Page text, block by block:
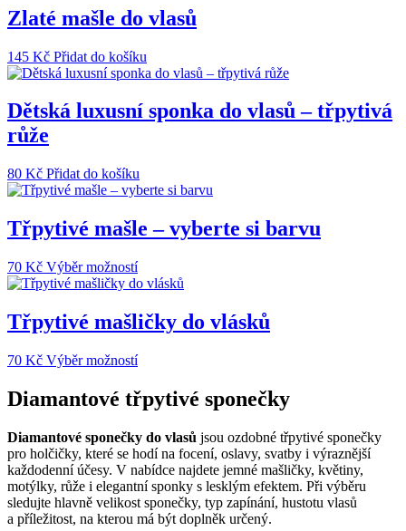
více
variant.
lze
vybrat
stránce
produktu
Zlaté mašle do vlasů
145 Kč Přidat do košíku
Dětská luxusní sponka do vlasů – třpytivá
růže
80 Kč Přidat do košíku
Třpytivé mašle – vyberte si barvu
70 Kč Výběr možnostíTento
produkt
více
variant.
lze
na
stránce
produktu
Třpytivé mašličky do vlásků
70 Kč Výběr možnostíTento
má
více
Možnosti
lze
vybrat
na
stránce
produktu
Diamantové třpytivé sponečky
Diamantové sponečky do vlasů jsou ozdobné třpytivé sponečky
pro holčičky, které se hodí na focení, oslavy, svatby i výraznější
každodenní účesy. V nabídce najdete jemné mašličky, květiny,
motýlky, růže i elegantní sponky s lesklým efektem. Při výběru
sledujte hlavně velikost sponečky, typ zapínání, hustotu vlasů
a příležitost, na kterou má být doplněk určený.